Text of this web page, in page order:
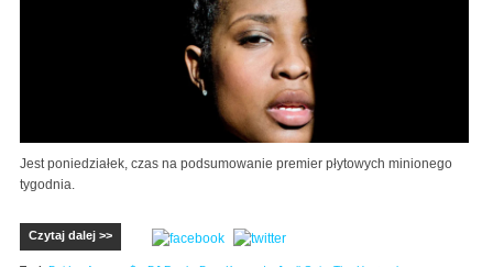
Jest poniedziałek, czas na podsumowanie premier płytowych minionego
tygodnia.
Czytaj dalej >>